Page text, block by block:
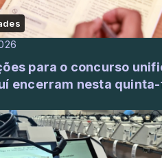
para o concurso
encerram nesta